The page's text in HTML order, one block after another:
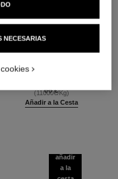
poudre universelle libre
Polvos Sueltos Acabado
Natural. Formato Viaje
132726
66 €
(11000€/Kg)
Añadir a la Cesta
añadir
a la
NECESARIAS